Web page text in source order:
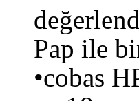
Pap ile
•cobas